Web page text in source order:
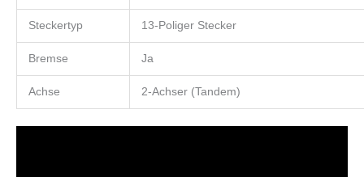
Steckertyp 13-Poliger Stecker
Bremse Ja
Achse 2-Achser (Tandem)